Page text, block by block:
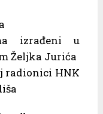
izrađeni u
Željka Jurića
radionici HNK